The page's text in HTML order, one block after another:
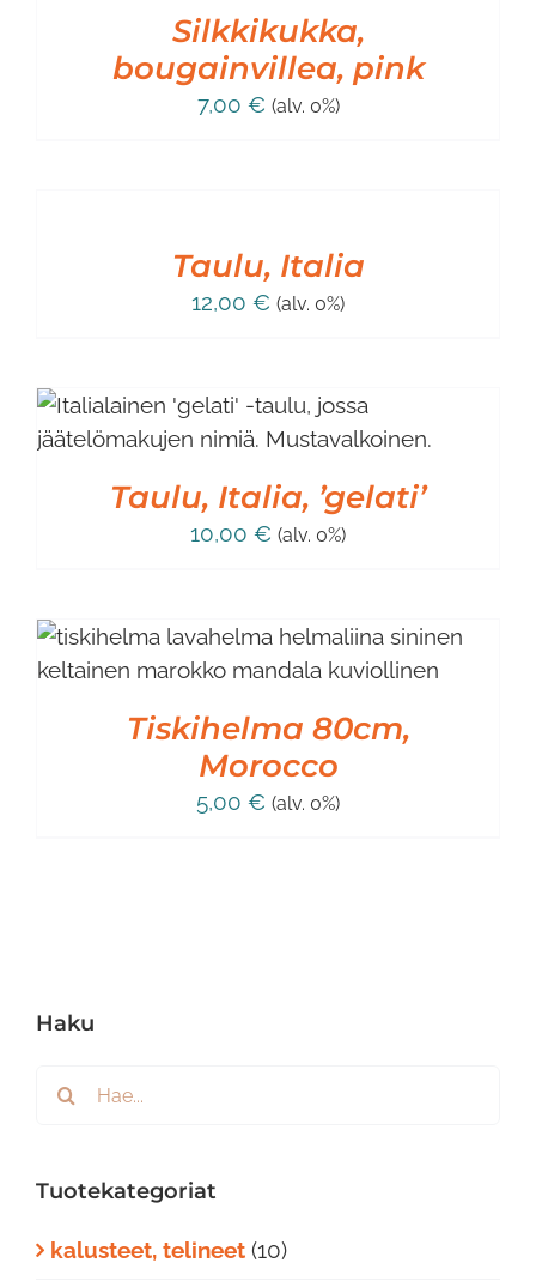
Silkkikukka,
bougainvillea, pink
7,00 € (alv. 0%)
Taulu, Italia
12,00 € (alv. 0%)
Taulu, Italia, ’gelati’
10,00 € (alv. 0%)
Tiskihelma 80cm,
Morocco
5,00 € (alv. 0%)
Haku
Etsi
Tuotekategoriat
kalusteet, telineet (10)